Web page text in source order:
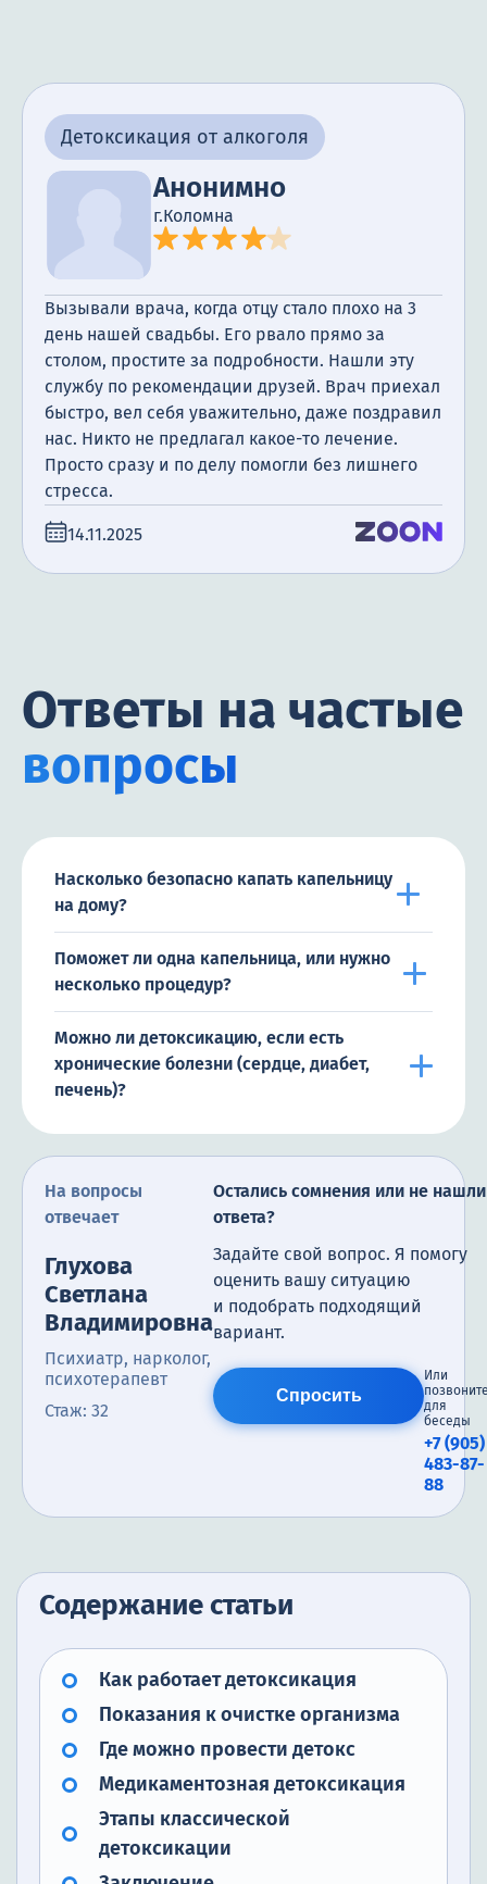
Детоксикация от алкоголя
Анонимно
г.Коломна
Вызывали врача, когда отцу стало плохо на 3
день нашей свадьбы. Его рвало прямо за
столом, простите за подробности. Нашли эту
службу по рекомендации друзей. Врач приехал
быстро, вел себя уважительно, даже поздравил
нас. Никто не предлагал какое-то лечение.
Просто сразу и по делу помогли без лишнего
стресса.
14.11.2025
Ответы на частые
вопросы
Насколько безопасно капать капельницу
на дому?
Поможет ли одна капельница, или нужно
несколько процедур?
Можно ли детоксикацию, если есть
хронические болезни (сердце, диабет,
печень)?
На вопросы
отвечает
Глухова
Светлана
Владимировна
Психиатр, нарколог,
психотерапевт
Стаж: 32
Остались сомнения или не нашли
ответа?
Задайте свой вопрос. Я помогу
оценить вашу ситуацию
и подобрать подходящий
вариант.
Спросить
Или
для
беседы
+7 (905)
483-87-
88
Содержание статьи
Как работает детоксикация
Показания к очистке организма
Где можно провести детокс
Медикаментозная детоксикация
Этапы классической
детоксикации